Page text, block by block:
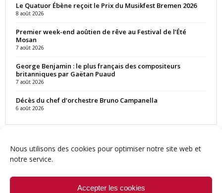
Nous utilisons des cookies pour optimiser notre site web et
notre service.
Accepter les cookies
Le Quatuor Ébène reçoit le Prix du Musikfest Bremen 2026
8 août 2026
Premier week-end aoûtien de rêve au Festival de l’Été
Mosan
7 août 2026
George Benjamin : le plus français des compositeurs
britanniques par Gaëtan Puaud
7 août 2026
Décès du chef d’orchestre Bruno Campanella
6 août 2026